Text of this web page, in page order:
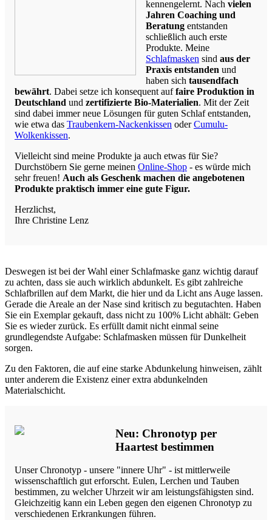
kennengelernt. Nach vielen
Jahren Coaching und
Beratung entstanden
schließlich auch erste
Produkte. Meine
Schlafmasken sind aus der
Praxis entstanden und
haben sich tausendfach
bewährt. Dabei setze ich konsequent auffaire Produktion in
Deutschland und zertifizierte Bio-Materialien. Mit der Zeit
sind dabei immer neue Lösungen für guten Schlaf entstanden,
wie etwa das Traubenkern-Nackenkissen oderCumulu-
Wolkenkissen.
Vielleicht sind meine Produkte ja auch etwas für Sie?
Durchstöbern Sie gerne meinen Online-Shop - es würde mich
sehr freuen! Auch als Geschenk machen die angebotenen
Produkte praktisch immer eine gute Figur.
Herzlichst,
Ihre Christine Lenz
Deswegen ist bei der Wahl einer Schlafmaske ganz wichtig darauf
zu achten, dass sie auch wirklich abdunkelt. Es gibt zahlreiche
Schlafbrillen auf dem Markt, die hier und da Licht ans Auge lassen.
Gerade die Areale an der Nase sind kritisch zu begutachten. Haben
Sie ein Exemplar gekauft, dass nicht zu 100% Licht abhält: Geben
Sie es wieder zurück. Es erfüllt damit nicht einmal seine
grundlegendste Aufgabe: Schlafmasken müssen für Dunkelheit
sorgen.
Zu den Faktoren, die auf eine starke Abdunkelung hinweisen, zählt
unter anderem die Existenz einer extra abdunkelnden
Materialschicht.
Neu: Chronotyp per
Haartest bestimmen
Unser Chronotyp - unsere "innere Uhr" - ist mittlerweile
wissenschaftlich gut erforscht. Eulen, Lerchen und Tauben
bestimmen, zu welcher Uhrzeit wir am leistungsfähigsten sind.
Gleichzeitig kann ein Leben gegen den eigenen Chronotyp zu
verschiedenen Erkrankungen führen.